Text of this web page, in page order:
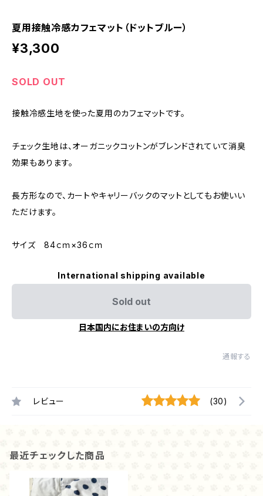
夏用接触冷感カフェマット（ドットブルー）
¥3,300
SOLD OUT
接触冷感生地を使った夏用のカフェマットです。
チェック生地は、オーガニックコットンがブレンドされていて消臭
効果もあります。
長方形なので、カートやキャリーバックのマットとしてもお使いい
ただけます。
サイズ 84ｃｍ×36ｃｍ
International shipping available
Sold out
日本国内にお住まいの方向け
通報する
レビュー (30)
最近チェックした商品